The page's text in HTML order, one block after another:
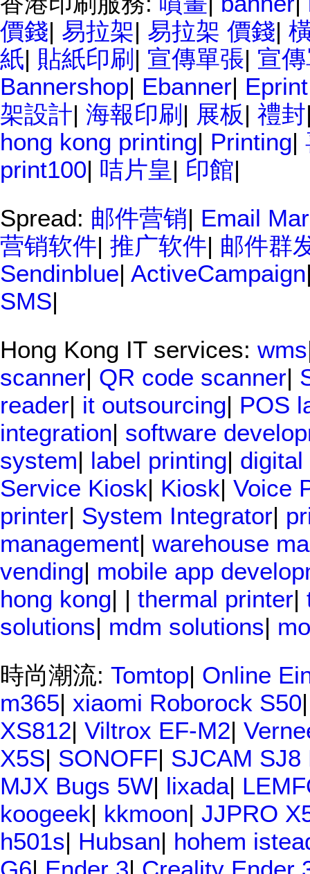
價錢| 易拉架| 易拉架 價錢|
紙| 貼紙印刷 | 宣傳單張| 宣
Bannershop| Ebanner| Eprint
架設計| 海報印刷 | 展板| 禮封
hong kong printing| Printing|
print100| 咭片皇| 印館|
Spread: 邮件营销| Email
营销软件| 推广软件| 邮件群
Sendinblue| ActiveCampaign
SMS|
Hong Kong IT services: wms
scanner| QR code scanner|
reader| it outsourcing| POS
integration| software
system| label printing| digital
Service Kiosk| Kiosk| Voice
printer| System Integrator|
management| warehouse
vending| mobile app
hong kong| | thermal printer|
solutions| mdm solutions|
時尚潮流: Tomtop| Online
m365| xiaomi Roborock S50
XS812| Viltrox EF-M2|
X5S| SONOFF| SJCAM SJ8
MJX Bugs 5W| lixada|
koogeek| kkmoon| JJPRO
h501s| Hubsan| hohem